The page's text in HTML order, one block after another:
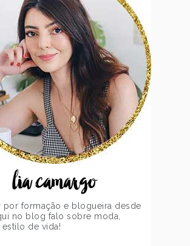
lia camargo
por formação e blogueira desde
no blog falo sobre moda,
estilo de vida!